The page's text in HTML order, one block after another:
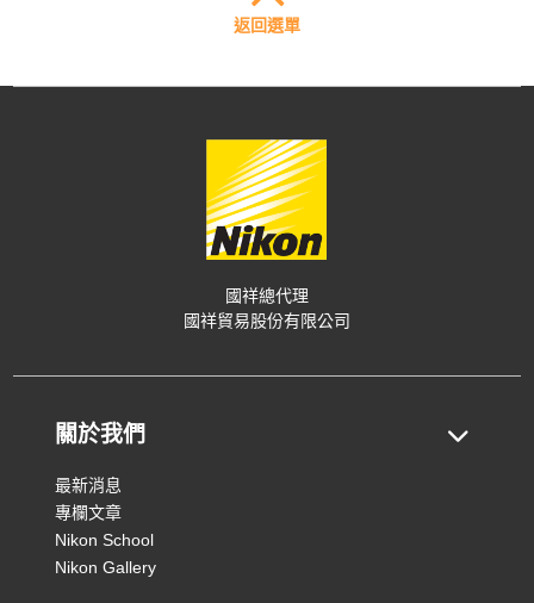
返回選單
國祥總代理
國祥貿易股份有限公司
關於我們
最新消息
專欄文章
Nikon School
Nikon Gallery